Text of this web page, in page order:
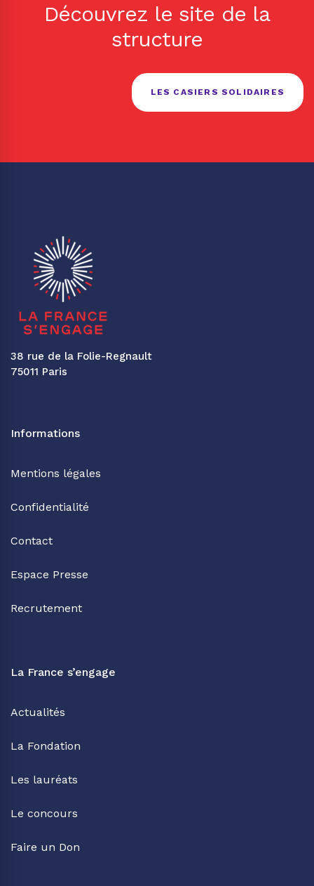
Découvrez le site de la
structure
LES CASIERS SOLIDAIRES
38 rue de la Folie-Regnault
75011 Paris
Informations
Mentions légales
Confidentialité
Contact
Espace Presse
Recrutement
La France s’engage
Actualités
La Fondation
Les lauréats
Le concours
Faire un Don